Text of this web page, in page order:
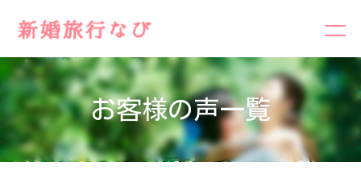
お客様の声一覧